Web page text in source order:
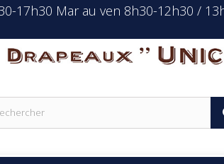
17h30 Mar au ven 8h30-12h30 /
Unic